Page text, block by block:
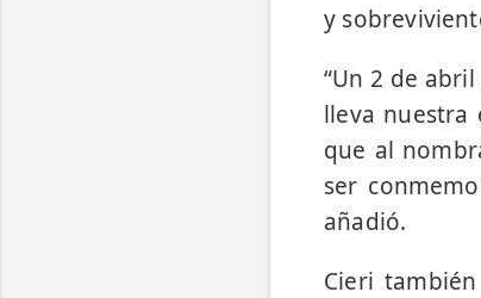
y
“Un 2 de
lleva nuestra
que al
ser
añadió.
Cieri